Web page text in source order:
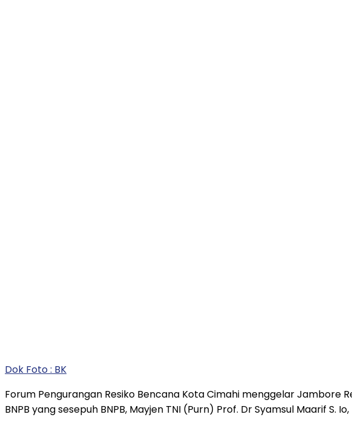
Dok Foto : BK
Forum Pengurangan Resiko Bencana Kota Cimahi menggelar Jambore
BNPB yang sesepuh BNPB, Mayjen TNI (Purn) Prof. Dr Syamsul Maarif S.